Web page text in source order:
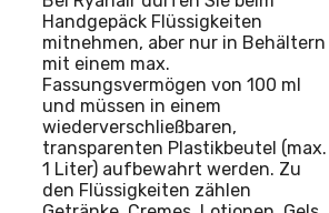
Handgepäck Flüssigkeiten
mitnehmen, aber nur in Behältern
mit einem max.
Fassungsvermögen von 100 ml
und müssen in einem
wiederverschließbaren,
transparenten Plastikbeutel (max.
1 Liter) aufbewahrt werden. Zu
den Flüssigkeiten zählen